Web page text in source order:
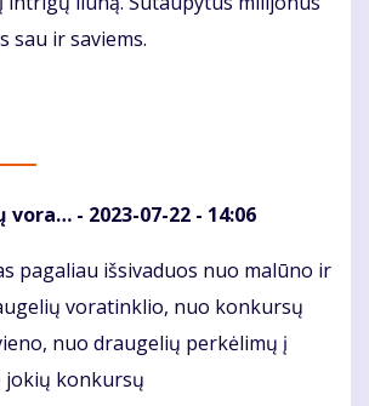
sau ir saviems.
vora… - 2023-07-22 - 14:06
pagaliau išsivaduos nuo malūno ir
voratinklio, nuo konkursų
nuo draugelių perkėlimų į
jokių konkursų